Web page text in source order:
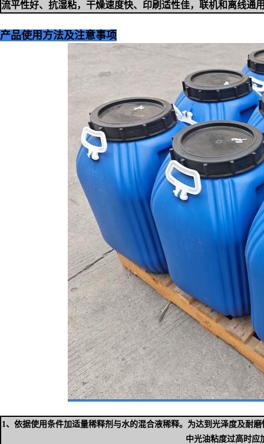
流平性好、抗湿粘，干燥速度快、印刷适性佳，联机和离线通
产品使用方法及注意事项
1、依据使用条件加适量稀释剂与水的混合液稀释。为达到光泽度及耐
中光油粘度过高时应